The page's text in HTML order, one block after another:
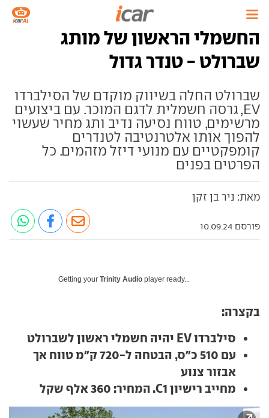
החשמלי הראשון של מותג
שברולט - טנדר גדול
שברולט החלה בשיווק מוקדם של הסילברדו
EV, גרסה חשמלית לדגם המוכר. עם ביצועים
מרשימים, טווח נסיעה נדיב ותג מחיר שעשוי
להפוך אותו אלטרנטיבה לטנדרים
קומפקטיים עם מנועי דיזל מזהמים. כל
הפרטים בפנים
מאת: ניר בן זקן
פורסם 10.09.24
Getting your Trinity Audio player ready...
בקצרה:
סילברדו EV יהיה חשמלי ראשון לשברולט
עם 510 כ"ס, הבטחה ל-720 ק"מ טווח אך
אבזור צנוע
מחייב רישיון C1. המחיר: 360 אלף שקל